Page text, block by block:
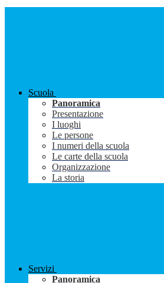
Scuola
Panoramica
Presentazione
I luoghi
Le persone
I numeri della scuola
Le carte della scuola
Organizzazione
La storia
Servizi
Panoramica